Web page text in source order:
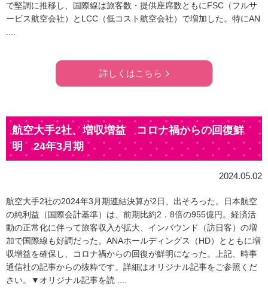
で堅調に推移し、国際線は旅客数・提供座席数ともにFSC（フルサ
ービス航空会社）とLCC（低コスト航空会社）で増加した。特にAN
詳しくはこちら
航空大手2社、増収増益 コロナ禍からの回復鮮
明 24年3月期
2024.05.02
航空大手2社の2024年3月期連結決算が2日、出そろった。日本航空
の純利益（国際会計基準）は、前期比約2．8倍の955億円。経済活
動の正常化に伴って旅客収入が拡大、インバウンド（訪日客）の増
加で国際線も好調だった。ANAホールディングス（HD）とともに増
収増益を確保し、コロナ禍からの回復が鮮明になった。上記、時事
通信社の記事からの抜粋です。詳細はオリジナル記事をご参照くだ
さい。▼オリジナル記事を読 ....